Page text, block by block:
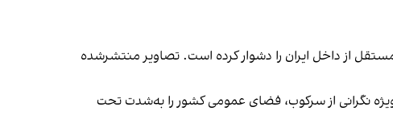
از داخل ایران را دشوار کرده است. تصاویر منتشرشده
نگرانی از سرکوب، فضای عمومی کشور را به‌شدت تحت